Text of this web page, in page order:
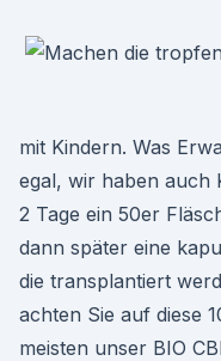
mit Kindern. Was
egal, wir haben auch
2 Tage ein 50er
dann später eine
die transplantiert
achten Sie auf diese
meisten unser BIO